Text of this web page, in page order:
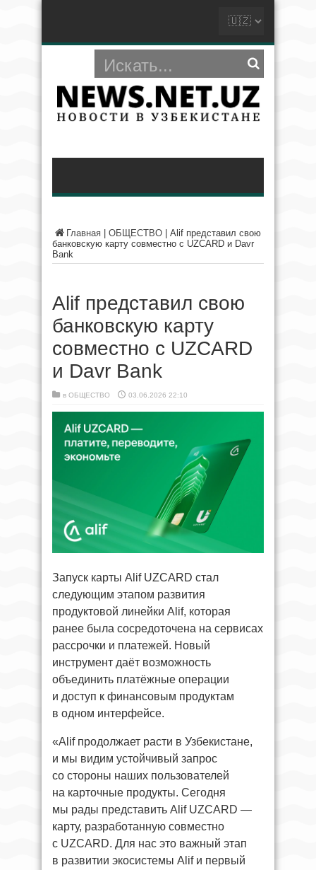
Главная ОБЩЕСТВО
Alif представил свою
банковскую карту совместно с UZCARD и Davr
Bank
Alif представил свою
банковскую карту
совместно с UZCARD
и Davr Bank
в ОБЩЕСТВО 03.06.2026 22:10
Запуск карты Alif UZCARD стал
следующим этапом развития
продуктовой линейки Alif, которая
ранее была сосредоточена на сервисах
рассрочки и платежей. Новый
инструмент даёт возможность
объединить платёжные операции
и доступ к финансовым продуктам
в одном интерфейсе.
«Alif продолжает расти в Узбекистане,
и мы видим устойчивый запрос
со стороны наших пользователей
на карточные продукты. Сегодня
мы рады представить Alif UZCARD —
карту, разработанную совместно
с UZCARD. Для нас это важный этап
в развитии экосистемы Alif и первый